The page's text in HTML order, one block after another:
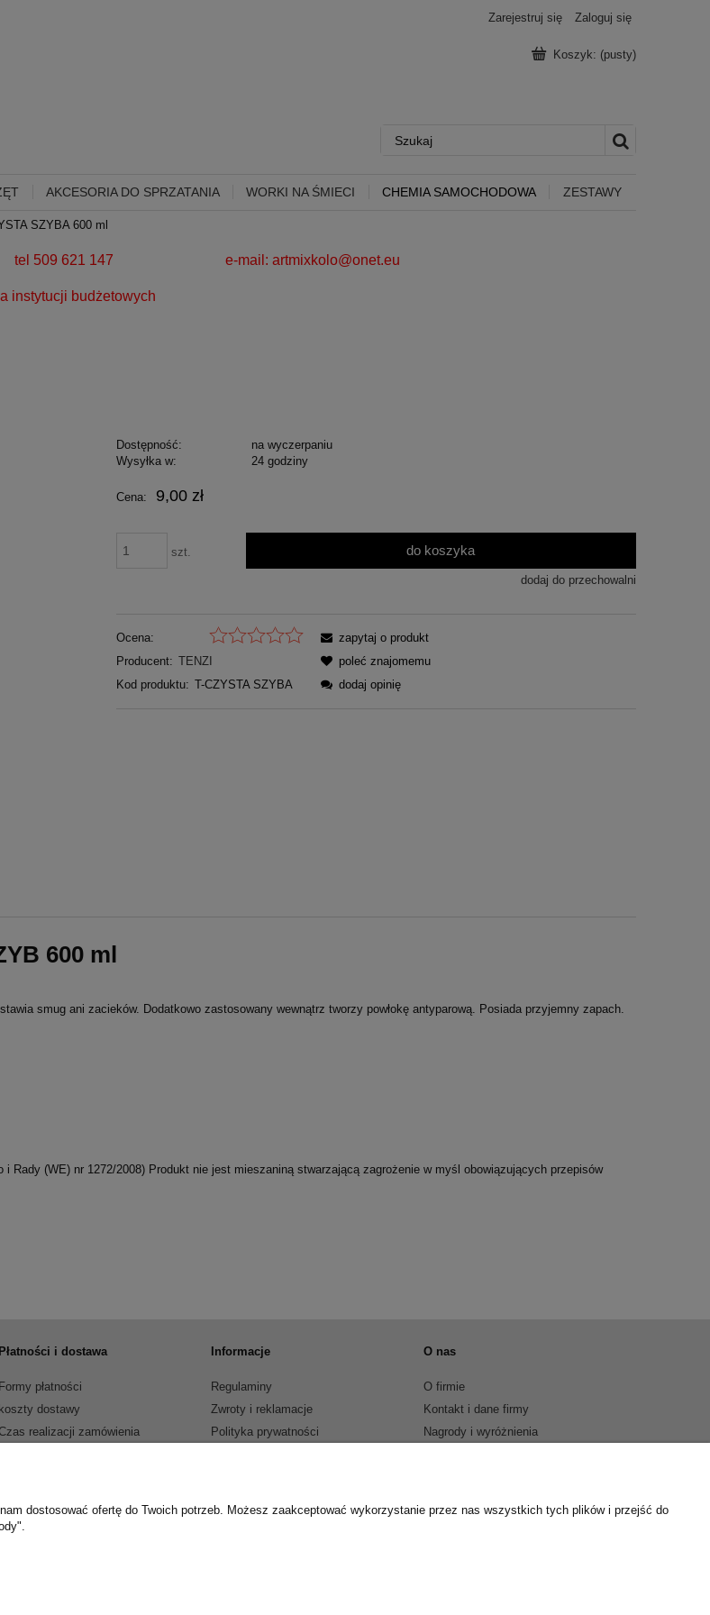
Zarejestruj się Zaloguj się
Koszyk: (pusty)
AKCESORIA DO SPRZATANIA WORKI NA ŚMIECI CHEMIA SAMOCHODOWA ZESTAWY
SZYBA 600 ml
tel 509 621 147 e-mail: artmixkolo@onet.eu
budżetowych
Dostępność:
na wyczerpaniu
Wysyłka w:
24 godziny
Cena: 9,00 zł
szt. do koszyka
dodaj do przechowalni
Ocena:
Producent: TENZI
Kod produktu: T-CZYSTA SZYBA
zapytaj o produkt
poleć znajomemu
dodaj opinię
600 ml
smug ani zacieków. Dodatkowo zastosowany wewnątrz tworzy powłokę antyparową. Posiada przyjemny zapach.
Rady (WE) nr 1272/2008) Produkt nie jest mieszaniną stwarzającą zagrożenie w myśl obowiązujących przepisów
Płatności i dostawa
Formy płatności
koszty dostawy
realizacji zamówienia
Informacje
Regulaminy
Zwroty i reklamacje
Polityka prywatności
O nas
O firmie
Kontakt i dane firmy
Nagrody i wyróżnienia
dostosować ofertę do Twoich potrzeb. Możesz zaakceptować wykorzystanie przez nas wszystkich tych plików i przejść do